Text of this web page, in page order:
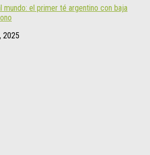
mundo: el primer té argentino con baja
2025